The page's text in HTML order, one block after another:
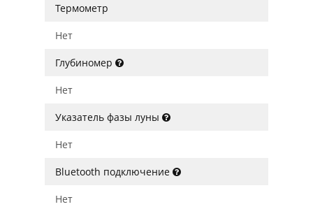
Термометр
Нет
Глубиномер
Нет
Указатель фазы луны
Нет
Bluetooth подключение
Нет